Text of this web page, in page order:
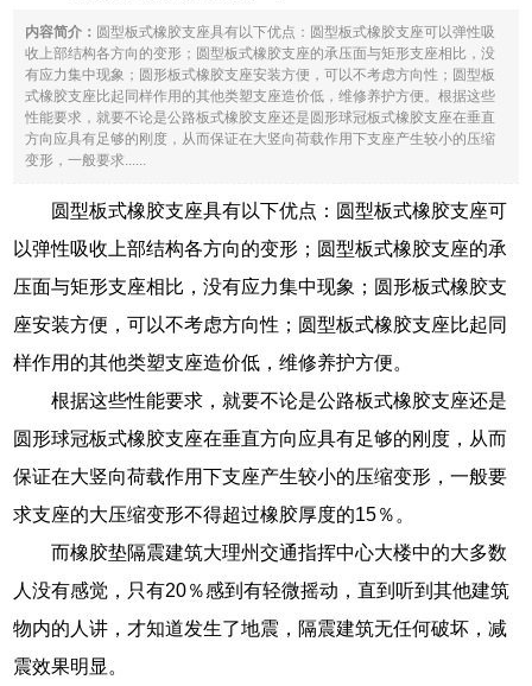
内容简介： 圆型板式橡胶支座具有以下优点：圆型板式橡胶支座可以弹性吸
收上部结构各方向的变形；圆型板式橡胶支座的承压面与矩形支座相比，没
有应力集中现象；圆形板式橡胶支座安装方便，可以不考虑方向性；圆型板
式橡胶支座比起同样作用的其他类塑支座造价低，维修养护方便。根据这些
性能要求，就要不论是公路板式橡胶支座还是圆形球冠板式橡胶支座在垂直
方向应具有足够的刚度，从而保证在大竖向荷载作用下支座产生较小的压缩
变形，一般要求......
圆型板式橡胶支座具有以下优点：圆型板式橡胶支座可
以弹性吸收上部结构各方向的变形；圆型板式橡胶支座的承
压面与矩形支座相比，没有应力集中现象；圆形板式橡胶支
座安装方便，可以不考虑方向性；圆型板式橡胶支座比起同
样作用的其他类塑支座造价低，维修养护方便。
根据这些性能要求，就要不论是公路板式橡胶支座还是
圆形球冠板式橡胶支座在垂直方向应具有足够的刚度，从而
保证在大竖向荷载作用下支座产生较小的压缩变形，一般要
求支座的大压缩变形不得超过橡胶厚度的15％。
而橡胶垫隔震建筑大理州交通指挥中心大楼中的大多数
人没有感觉，只有20％感到有轻微摇动，直到听到其他建筑
物内的人讲，才知道发生了地震，隔震建筑无任何破坏，减
震效果明显。